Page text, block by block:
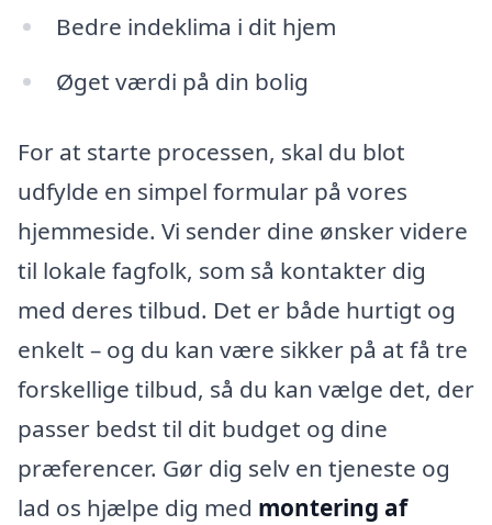
Bedre indeklima i dit hjem
Øget værdi på din bolig
For at starte processen, skal du blot
udfylde en simpel formular på vores
hjemmeside. Vi sender dine ønsker videre
til lokale fagfolk, som så kontakter dig
med deres tilbud. Det er både hurtigt og
enkelt – og du kan være sikker på at få tre
forskellige tilbud, så du kan vælge det, der
passer bedst til dit budget og dine
præferencer. Gør dig selv en tjeneste og
lad os hjælpe dig med montering af